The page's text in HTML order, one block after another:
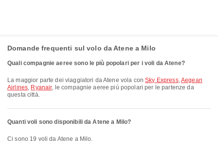
Domande frequenti sul volo da Atene a Milo
Quali compagnie aeree sono le più popolari per i voli da Atene?
La maggior parte dei viaggiatori da Atene vola conSky Express,Aegean
Airlines, Ryanair, le compagnie aeree più popolari per le partenze da
questa città.
Quanti voli sono disponibili da Atene a Milo?
Ci sono 19 voli da Atene a Milo.